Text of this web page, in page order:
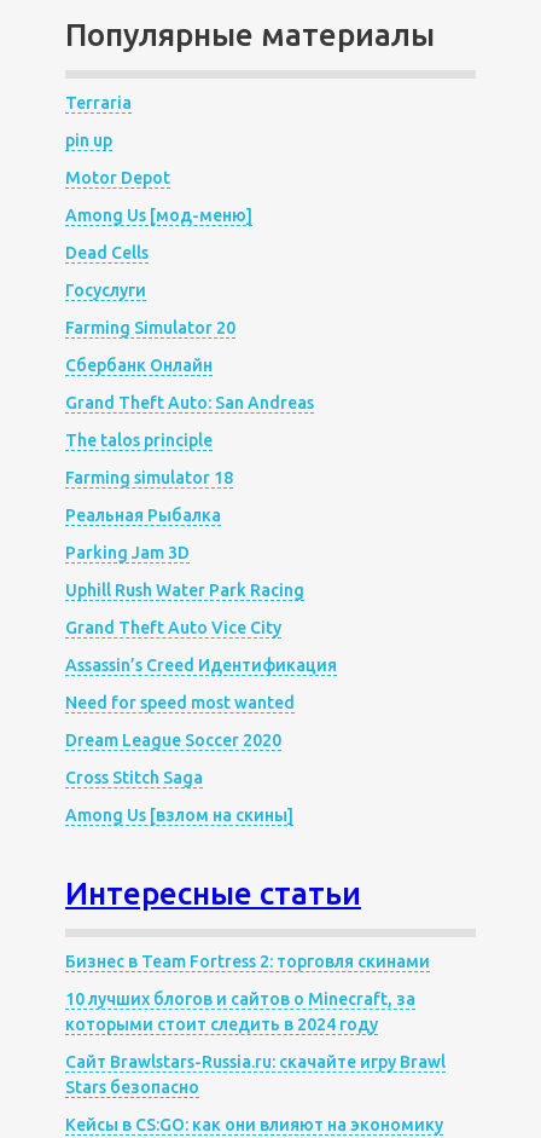
Популярные материалы
Terraria
pin up
Motor Depot
Among Us [мод-меню]
Dead Cells
Госуслуги
Farming Simulator 20
Сбербанк Онлайн
Grand Theft Auto: San Andreas
The talos principle
Farming simulator 18
Реальная Рыбалка
Parking Jam 3D
Uphill Rush Water Park Racing
Grand Theft Auto Vice City
Assassin’s Creed Идентификация
Need for speed most wanted
Dream League Soccer 2020
Cross Stitch Saga
Among Us [взлом на скины]
Интересные статьи
Бизнес в Team Fortress 2: торговля скинами
10 лучших блогов и сайтов о Minecraft, за
которыми стоит следить в 2024 году
Сайт Brawlstars-Russia.ru: скачайте игру Brawl
Stars безопасно
Кейсы в CS:GO: как они влияют на экономику